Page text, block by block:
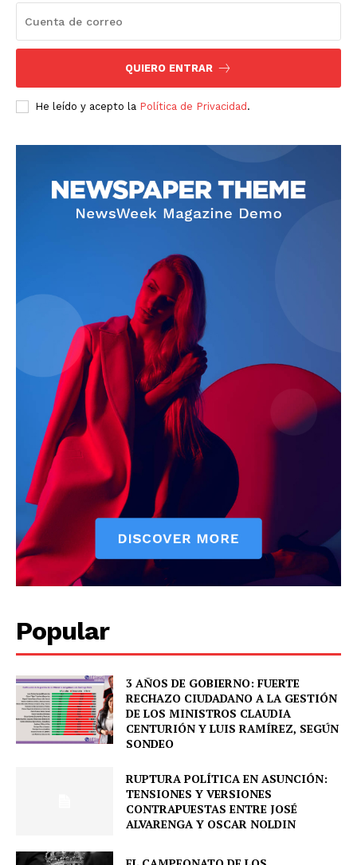
News Week
Magazine PRO
QUIERO ENTRAR
He leído y acepto la Política de Privacidad.
Popular
3 AÑOS DE GOBIERNO: FUERTE
RECHAZO CIUDADANO A LA GESTIÓN
DE LOS MINISTROS CLAUDIA
CENTURIÓN Y LUIS RAMÍREZ, SEGÚN
SONDEO
RUPTURA POLÍTICA EN ASUNCIÓN:
TENSIONES Y VERSIONES
CONTRAPUESTAS ENTRE JOSÉ
ALVARENGA Y OSCAR NOLDIN